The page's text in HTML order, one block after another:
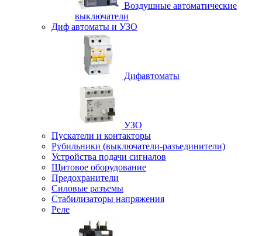
Воздушные автоматические
выключатели
Диф автоматы и УЗО
Дифавтоматы
УЗО
Пускатели и контакторы
Рубильники (выключатели-разъединители)
Устройства подачи сигналов
Щитовое оборудование
Предохранители
Силовые разъемы
Стабилизаторы напряжения
Реле